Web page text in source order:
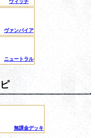
ウィッチ
ヴァンパイア
ニュートラル
無課金デッキ